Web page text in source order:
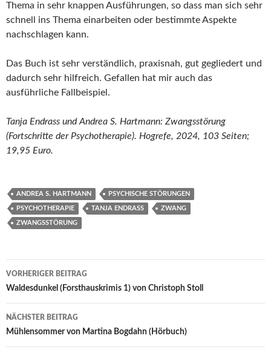
Thema in sehr knappen Ausführungen, so dass man sich sehr
schnell ins Thema einarbeiten oder bestimmte Aspekte
nachschlagen kann.
Das Buch ist sehr verständlich, praxisnah, gut gegliedert und
dadurch sehr hilfreich. Gefallen hat mir auch das
ausführliche Fallbeispiel.
Tanja Endrass und Andrea S. Hartmann: Zwangsstörung
(Fortschritte der Psychotherapie). Hogrefe, 2024, 103 Seiten;
19,95 Euro.
ANDREA S. HARTMANN PSYCHISCHE STÖRUNGEN
PSYCHOTHERAPIE TANJA ENDRASS ZWANG
ZWANGSSTÖRUNG
Beitragsnavigation
VORHERIGER BEITRAG
Waldesdunkel (Forsthauskrimis 1) von Christoph Stoll
NÄCHSTER BEITRAG
Mühlensommer von Martina Bogdahn (Hörbuch)